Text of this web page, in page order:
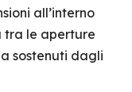
all’interno
tra le aperture
sostenuti dagli